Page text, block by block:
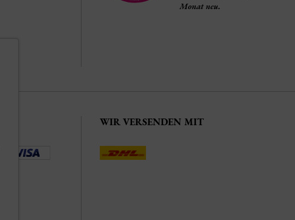
Monat neu.
WIR VERSENDEN MIT